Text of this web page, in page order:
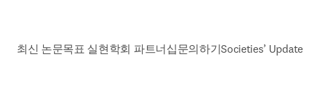
최신 논문목표 실현학회 파트너십문의하기Societies’ Update